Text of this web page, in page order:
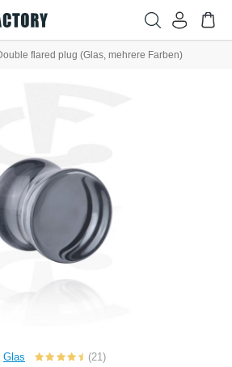
flared plug (Glas, mehrere Farben)
Glas (21)